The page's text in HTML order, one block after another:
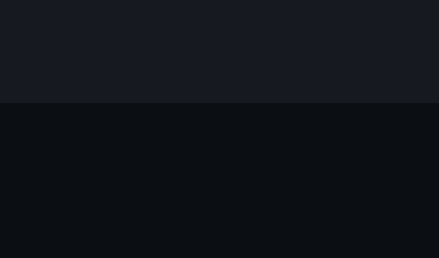
TERIMA KASIH